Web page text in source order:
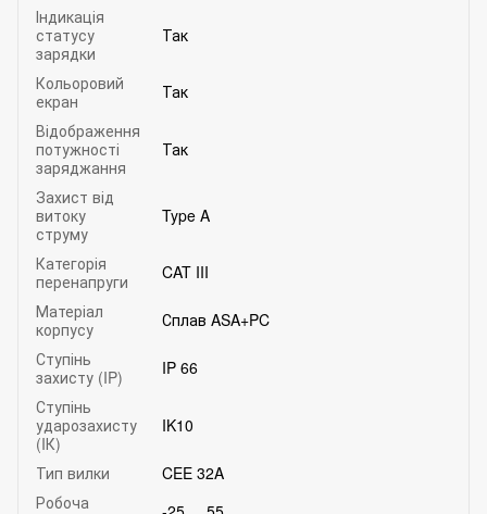
Індикація
статусу
зарядки
Так
Кольоровий
екран
Так
Відображення
потужності
заряджання
Так
Захист від
витоку
струму
Type A
Категорія
перенапруги
CAT III
Матеріал
корпусу
Сплав ASA+PC
Ступінь
захисту (IP)
IP 66
Ступінь
ударозахисту
(IК)
IK10
Тип вилки
CEE 32A
Робоча